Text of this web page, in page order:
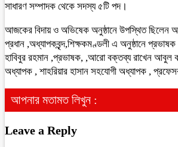
সাধারণ সম্পাদক থেকে সদস্য ৫টি পদ।
আজকের বিদায় ও অভিষেক অনুষ্ঠানে উপস্থিত ছিলেন
প্রধান ,অধ্যাপকবৃন্দ,শিক্ষকমণ্ডলী এ অনুষ্ঠানে
হাবিবুর রহমান ,প্রভাষক, ,আরো বক্তব্য রাখেন আবুল
অধ্যাপক , শাহরিয়ার হাসান সহযোগী অধ্যাপক ,
আপনার মতামত লিখুন :
Leave a Reply